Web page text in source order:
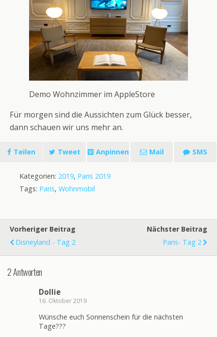
Demo Wohnzimmer im AppleStore
Für morgen sind die Aussichten zum Glück besser,
dann schauen wir uns mehr an.
Teilen Tweet Anpinnen Mail SMS
Kategorien: 2019, Paris 2019
Tags: Paris, Wohnmobil
Vorheriger Beitrag
Disneyland - Tag 2
Nächster Beitrag
Paris- Tag 2
2 Antworten
Dollie
16. Oktober 2019
Wünsche euch Sonnenschein für die nächsten
Tage???